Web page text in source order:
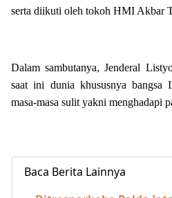
serta diikuti oleh tokoh HMI Akbar
Dalam sambutanya, Jenderal
saat ini dunia khususnya bangsa
masa-masa sulit yakni menghadapi
Baca Berita Lainnya